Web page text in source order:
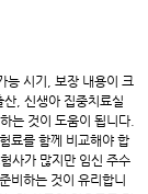
능 시기, 보장 내용이 크
, 신생아 집중치료실
는 것이 도움이 됩니다.
료를 함께 비교해야 합
사가 많지만 임신 주수
비하는 것이 유리합니